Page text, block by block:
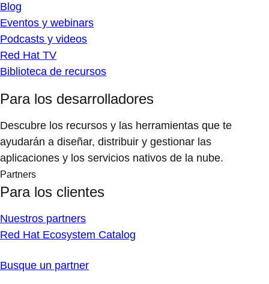
Blog
Eventos y webinars
Podcasts y videos
Red Hat TV
Biblioteca de recursos
Para los desarrolladores
Descubre los recursos y las herramientas que te
ayudarán a diseñar, distribuir y gestionar las
aplicaciones y los servicios nativos de la nube.
Partners
Para los clientes
Nuestros partners
Red Hat Ecosystem Catalog
Busque un partner